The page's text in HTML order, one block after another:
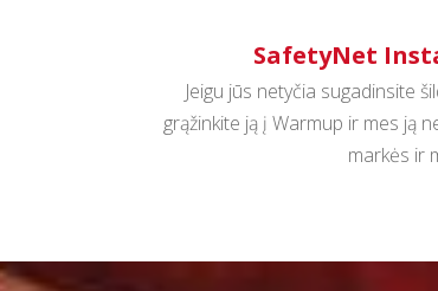
SafetyNet
Jeigu jūs netyčia sugadinsite
grąžinkite ją į Warmup ir mes ją
markės ir